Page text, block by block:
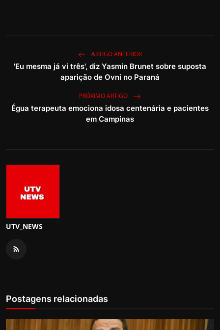
ARTIGO ANTERIOR
'Eu mesma já vi três', diz Yasmin Brunet sobre suposta
aparição de Ovni no Paraná
PRÓXIMO ARTIGO
Égua terapeuta emociona idosa centenária e pacientes
em Campinas
UTV_NEWS
Postagens relacionadas